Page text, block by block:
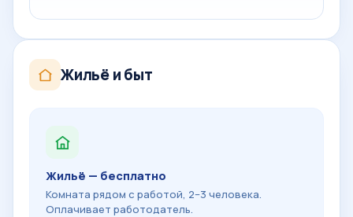
Жильё и быт
Жильё — бесплатно
Комната рядом с работой, 2–3 человека.
Оплачивает работодатель.